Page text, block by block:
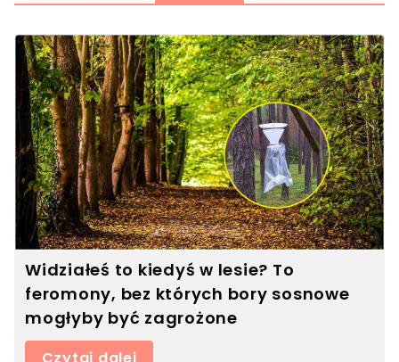
Widziałeś to kiedyś w lesie? To
feromony, bez których bory sosnowe
mogłyby być zagrożone
Czytaj dalej